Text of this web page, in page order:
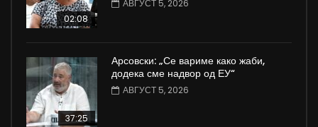
02:08
АВГУСТ 5, 2026
37:25
Арсовски: „Се вариме како жаби,
додека сме надвор од ЕУ“
АВГУСТ 5, 2026